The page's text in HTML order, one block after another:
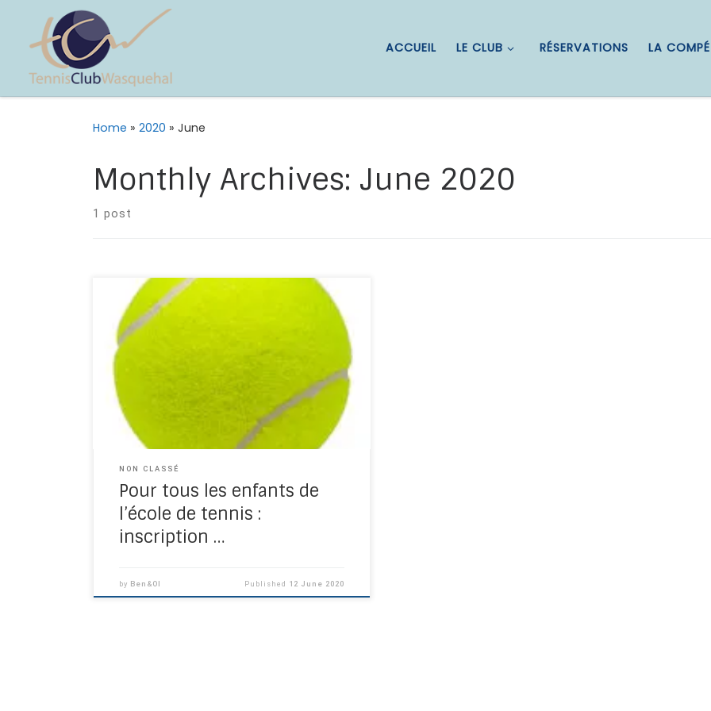
ACCUEIL LE CLUB RÉSERVATIONS LA
Home » 2020 » June
Monthly Archives: June 2020
1 post
Bonjour à tous, Nous espérons que vous allez
bien! Votre club organise cet été des stages
gratuits pour tous les enfants inscrits à
l’école de tennis. Chaque enfant peut se
positionner sur un des créneaux figurant sur
la page de réservation ICI A très vite!! Votre
club.
NON CLASSÉ
Pour tous les enfants de
l’école de tennis :
inscription …
by Ben&Ol Published 12 June 2020